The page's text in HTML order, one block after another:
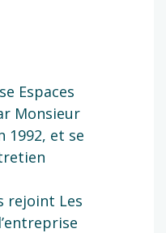
Espaces
Monsieur
1992, et se
rejoint Les